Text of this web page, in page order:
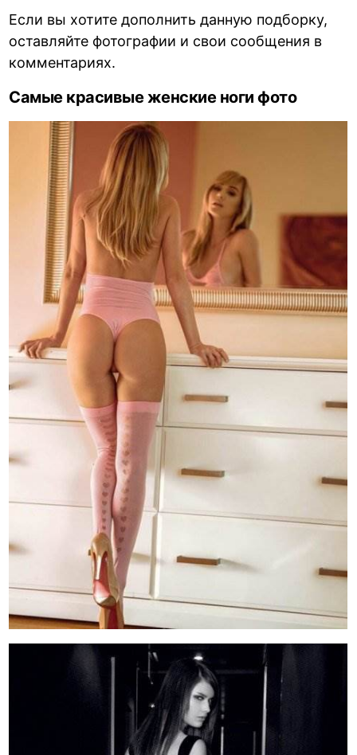
Если вы хотите дополнить данную подборку,
оставляйте фотографии и свои сообщения в
комментариях.
Самые красивые женские ноги фото